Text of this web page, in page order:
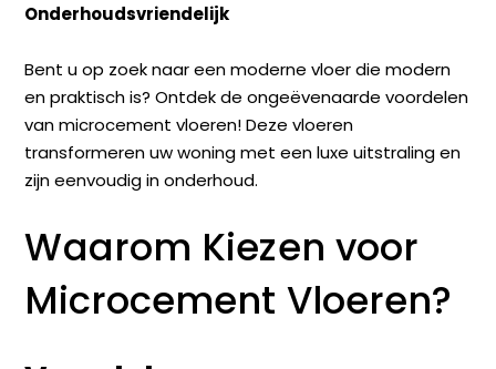
Onderhoudsvriendelijk
Bent u op zoek naar een moderne vloer die modern
en praktisch is? Ontdek de ongeëvenaarde voordelen
van microcement vloeren! Deze vloeren
transformeren uw woning met een luxe uitstraling en
zijn eenvoudig in onderhoud.
Waarom Kiezen voor
Microcement Vloeren?